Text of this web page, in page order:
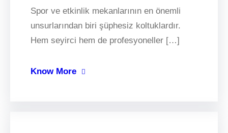
Spor ve etkinlik mekanlarının en önemli
unsurlarından biri şüphesiz koltuklardır.
Hem seyirci hem de profesyoneller […]
Know More